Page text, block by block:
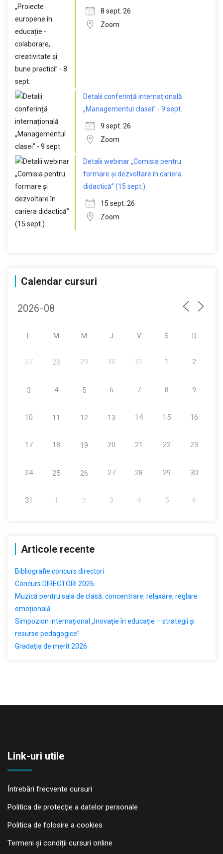
8 sept. 26
Zoom
Detalii conferință internațională
„Managementul clasei” - 9 sept.
9 sept. 26
Zoom
Detalii webinar „Comisia pentru
formare și dezvoltare în cariera
didactică” (15 sept.)
15 sept. 26
Zoom
Calendar cursuri
L M M J V S D
27 28 29 30 31 1 2
3 4 5 6 7 8 9
10 11 12 13 14 15 16
17 18 19 20 21 22 23
24 25 26 27 28 29 30
31 1 2 3 4 5 6
Articole recente
Bibliografie concurs directori
Concurs DIRECTORI 2026
Muzică pentru sala de clasă: concentrare, relaxare, reglare
emoțională
Simpozion internațional „Inovație în educație – strategii și
resurse pedagogice”
Gradația de merit 2026
Link-uri utile
Întrebări frecvente cursuri
Politica de protecţie a datelor personale
Politica de folosire a cookies
Termeni și condiții cursuri online